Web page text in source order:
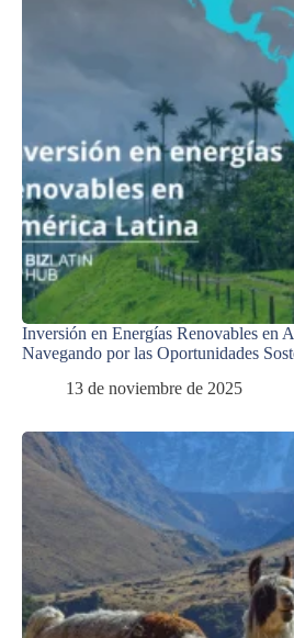
Inversión en Energías Renovables en
Navegando por las Oportunidades
13 de noviembre de 2025